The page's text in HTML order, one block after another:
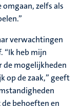
zelfs als
verwachtingen
“Ik heb mijn
mogelijkheden
op de zaak,” geeft
behoeften en